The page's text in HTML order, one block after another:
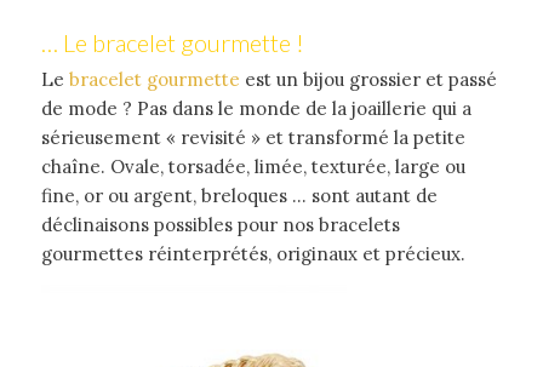
… Le bracelet gourmette !
Le bracelet gourmette est un bijou grossier et passé
de mode ? Pas dans le monde de la joaillerie qui a
sérieusement « revisité » et transformé la petite
chaîne. Ovale, torsadée, limée, texturée, large ou
fine, or ou argent, breloques … sont autant de
déclinaisons possibles pour nos bracelets
gourmettes réinterprétés, originaux et précieux.